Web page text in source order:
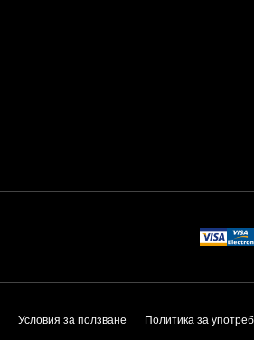
Условия за ползване Политика за